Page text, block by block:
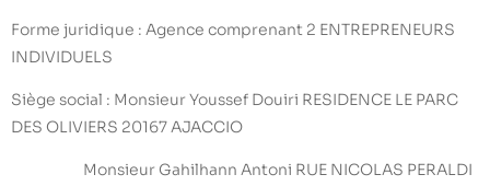
Forme juridique : Agence comprenant 2 ENTREPRENEURS
INDIVIDUELS
Siège social : Monsieur Youssef Douiri RESIDENCE LE PARC
DES OLIVIERS 20167 AJACCIO
Monsieur Gahilhann Antoni RUE NICOLAS PERALDI